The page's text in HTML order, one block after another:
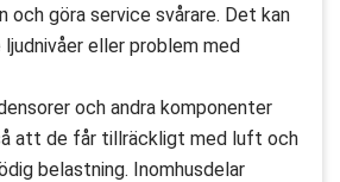
och göra service svårare. Det kan
eller problem med
och andra komponenter
att de får tillräckligt med luft och
belastning. Inomhusdelar